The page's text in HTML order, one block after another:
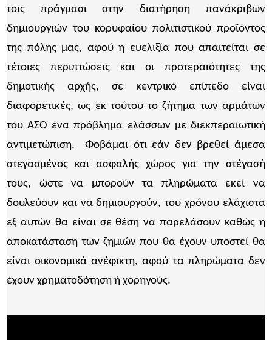
τοις πράγμασι στην διατήρηση πανάκριβων
δημιουργιών του κορυφαίου πολιτιστικού προϊόντος
της πόλης μας, αφού η ευελιξία που απαιτείται σε
τέτοιες περιπτώσεις και οι προτεραιότητες της
δημοτικής αρχής, σε κεντρικό επίπεδο είναι
διαφορετικές, ως εκ τούτου το ζήτημα των αρμάτων
του ΑΣΟ ένα πρόβλημα ελάσσων με διεκπεραιωτική
αντιμετώπιση. Φοβάμαι ότι εάν δεν βρεθεί άμεσα
στεγασμένος και ασφαλής χώρος για την στέγασή
τους, ώστε να μπορούν τα πληρώματα εκεί να
δουλεύουν και να δημιουργούν, του χρόνου ελάχιστα
εξ αυτών θα είναι σε θέση να παρελάσουν καθώς η
αποκατάσταση των ζημιών που θα έχουν υποστεί θα
είναι οικονομικά ανέφικτη, αφού τα πληρώματα δεν
έχουν χρηματοδότηση ή χορηγούς.